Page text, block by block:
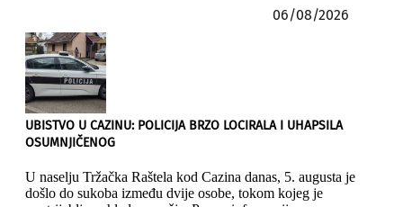
06/08/2026
UBISTVO U CAZINU: POLICIJA BRZO LOCIRALA I UHAPSILA
OSUMNJIČENOG
U naselju Tržačka Raštela kod Cazina danas, 5. augusta je
došlo do sukoba između dvije osobe, tokom kojeg je